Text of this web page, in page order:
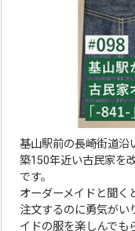
基山駅前の長崎街道沿
築150年近い古民家を
です。
オーダーメイドと聞く
注文するのに勇気がい
イドの服を楽しんでも